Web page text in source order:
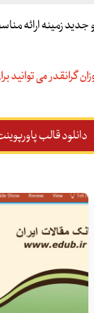
و جدید زمینه
می توانید
دانلود قالب